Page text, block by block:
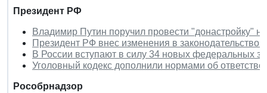
Президент РФ
Владимир Путин поручил провести "донастройку"
Президент РФ внес изменения в законодательство
В России вступают в силу 34 новых федеральных
Уголовный кодекс дополнили нормами об
Рособрнадзор